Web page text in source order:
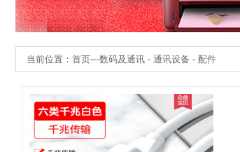
当前位置：首页—数码及通讯 - 通讯设备 - 配件